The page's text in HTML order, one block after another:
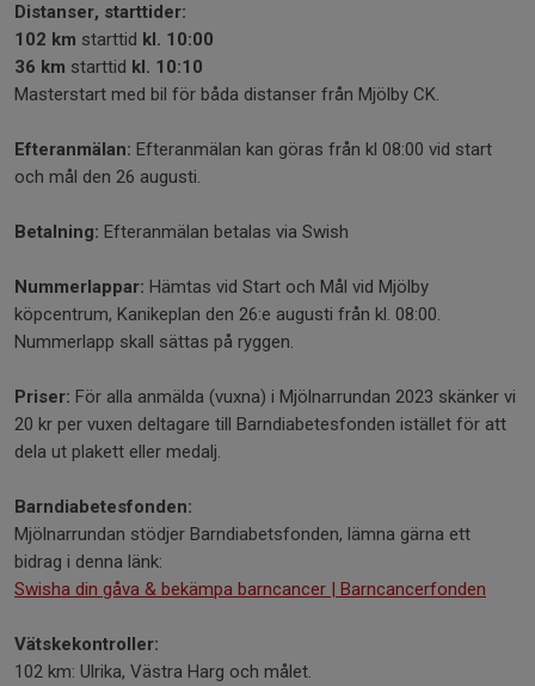
Distanser, starttider:
102 km starttid kl. 10:00
36 km starttid kl. 10:10
Masterstart med bil för båda distanser från Mjölby CK.
Efteranmälan: Efteranmälan kan göras från kl 08:00 vid start
och mål den 26 augusti.
Betalning: Efteranmälan betalas via Swish
Nummerlappar: Hämtas vid Start och Mål vid Mjölby
köpcentrum, Kanikeplan den 26:e augusti från kl. 08:00.
Nummerlapp skall sättas på ryggen.
Priser: För alla anmälda (vuxna) i Mjölnarrundan 2023 skänker vi
20 kr per vuxen deltagare till Barndiabetesfonden istället för att
dela ut plakett eller medalj.
Barndiabetesfonden:
Mjölnarrundan stödjer Barndiabetsfonden, lämna gärna ett
bidrag i denna länk:
Swisha din gåva & bekämpa barncancer | Barncancerfonden
Vätskekontroller:
102 km: Ulrika, Västra Harg och målet.